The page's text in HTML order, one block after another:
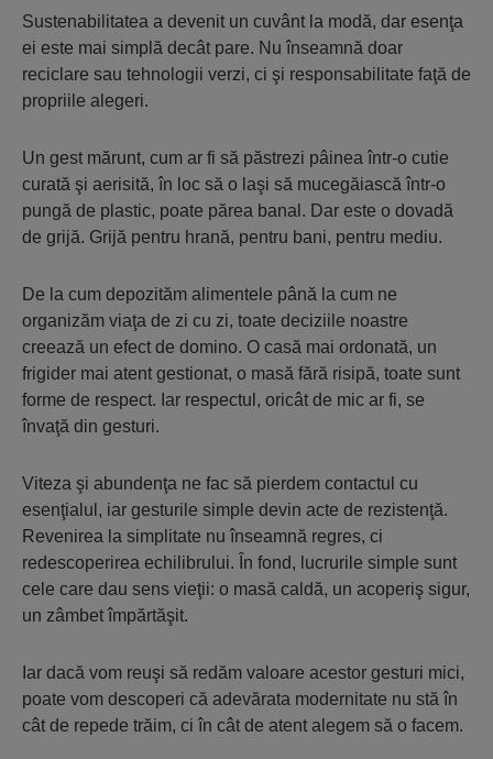
Sustenabilitatea a devenit un cuvânt la modă, dar esenţa
ei este mai simplă decât pare. Nu înseamnă doar
reciclare sau tehnologii verzi, ci şi responsabilitate faţă de
propriile alegeri.
Un gest mărunt, cum ar fi să păstrezi pâinea într-o cutie
curată şi aerisită, în loc să o laşi să mucegăiască într-o
pungă de plastic, poate părea banal. Dar este o dovadă
de grijă. Grijă pentru hrană, pentru bani, pentru mediu.
De la cum depozităm alimentele până la cum ne
organizăm viaţa de zi cu zi, toate deciziile noastre
creează un efect de domino. O casă mai ordonată, un
frigider mai atent gestionat, o masă fără risipă, toate sunt
forme de respect. Iar respectul, oricât de mic ar fi, se
învaţă din gesturi.
Viteza şi abundenţa ne fac să pierdem contactul cu
esenţialul, iar gesturile simple devin acte de rezistenţă.
Revenirea la simplitate nu înseamnă regres, ci
redescoperirea echilibrului. În fond, lucrurile simple sunt
cele care dau sens vieţii: o masă caldă, un acoperiş sigur,
un zâmbet împărtăşit.
Iar dacă vom reuşi să redăm valoare acestor gesturi mici,
poate vom descoperi că adevărata modernitate nu stă în
cât de repede trăim, ci în cât de atent alegem să o facem.